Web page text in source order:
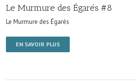
Le Murmure des Égarés #8
Le Murmure des Égarés
EN SAVOIR PLUS